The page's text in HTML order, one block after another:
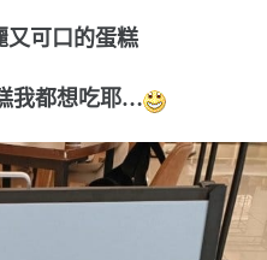
又可口的蛋糕
我都想吃耶…